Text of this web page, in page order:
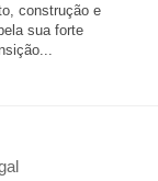
construção e
sua forte